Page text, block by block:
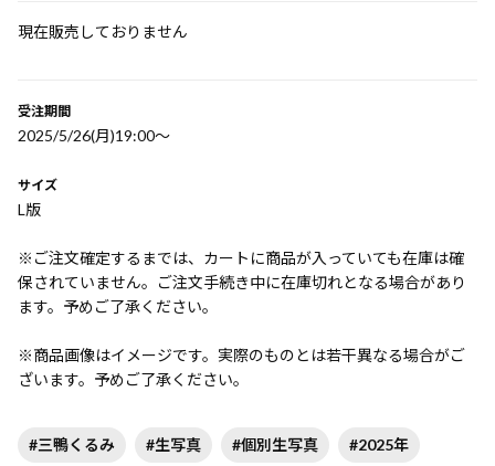
現在販売しておりません
受注期間
2025/5/26(月)19:00〜
サイズ
L版
※ご注文確定するまでは、カートに商品が入っていても在庫は確
保されていません。ご注文手続き中に在庫切れとなる場合があり
ます。予めご了承ください。
※商品画像はイメージです。実際のものとは若干異なる場合がご
ざいます。予めご了承ください。
#三鴨くるみ #生写真 #個別生写真 #2025年